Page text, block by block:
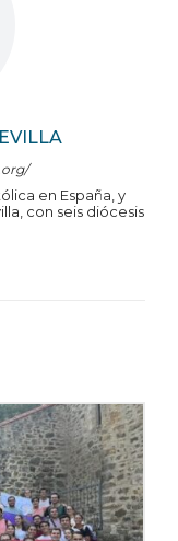
en España, y
con seis diócesis